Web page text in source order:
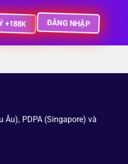
+188K ĐĂNG NHẬP
PDPA (Singapore) và